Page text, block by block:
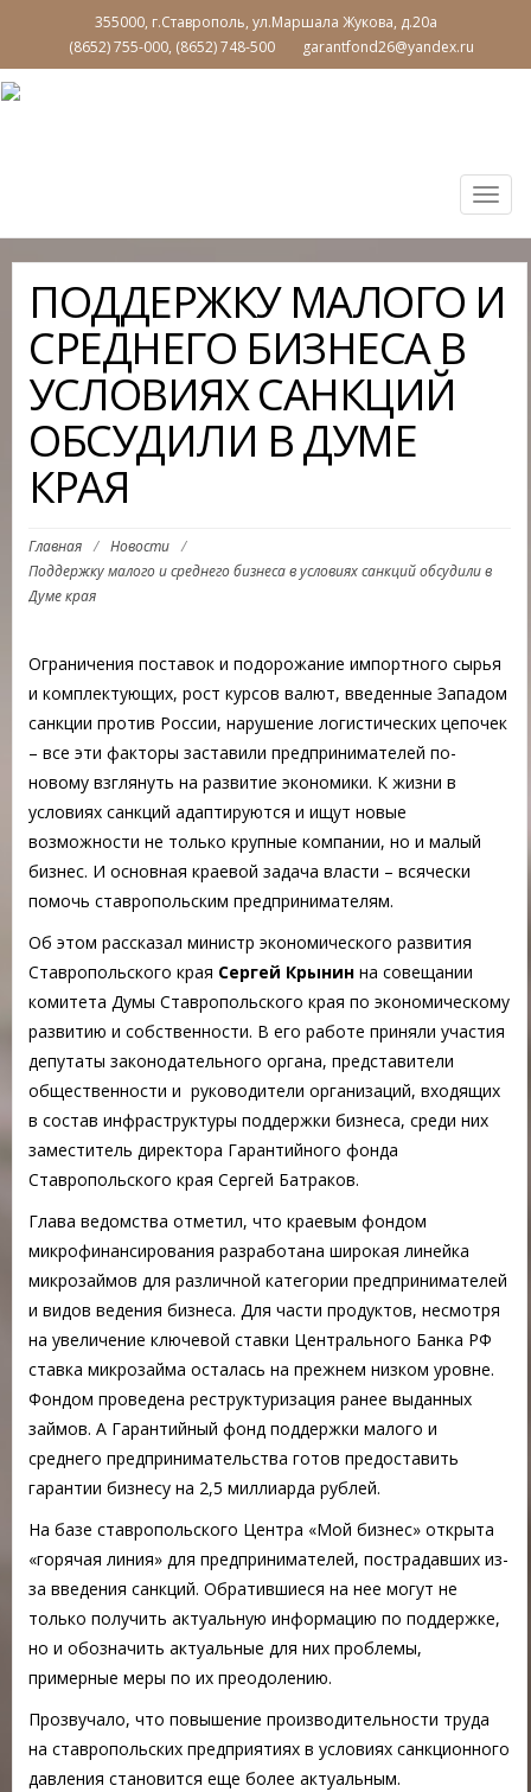
355000, г.Ставрополь, ул.Маршала Жукова, д.20а
(8652) 755-000, (8652) 748-500
garantfond26@yandex.ru
ПОДДЕРЖКУ МАЛОГО И
СРЕДНЕГО БИЗНЕСА В
УСЛОВИЯХ САНКЦИЙ
ОБСУДИЛИ В ДУМЕ
КРАЯ
Главная / Новости /
Поддержку малого и среднего бизнеса в условиях санкций обсудили в
Думе края
Ограничения поставок и подорожание импортного сырья
и комплектующих, рост курсов валют, введенные Западом
санкции против России, нарушение логистических цепочек
– все эти факторы заставили предпринимателей по-
новому взглянуть на развитие экономики. К жизни в
условиях санкций адаптируются и ищут новые
возможности не только крупные компании, но и малый
бизнес. И основная краевой задача власти – всячески
помочь ставропольским предпринимателям.
Об этом рассказал министр экономического развития
Ставропольского края Сергей Крынинна совещании
комитета Думы Ставропольского края по экономическому
развитию и собственности. В его работе приняли участия
депутаты законодательного органа, представители
общественности и руководители организаций, входящих
в состав инфраструктуры поддержки бизнеса, среди них
заместитель директора Гарантийного фонда
Ставропольского края Сергей Батраков.
Глава ведомства отметил, что краевым фондом
микрофинансирования разработана широкая линейка
микрозаймов для различной категории предпринимателей
и видов ведения бизнеса. Для части продуктов, несмотря
на увеличение ключевой ставки Центрального Банка РФ
ставка микрозайма осталась на прежнем низком уровне.
Фондом проведена реструктуризация ранее выданных
займов. А Гарантийный фонд поддержки малого и
среднего предпринимательства готов предоставить
гарантии бизнесу на 2,5 миллиарда рублей.
На базе ставропольского Центра «Мой бизнес» открыта
«горячая линия» для предпринимателей, пострадавших из-
за введения санкций. Обратившиеся на нее могут не
только получить актуальную информацию по поддержке,
но и обозначить актуальные для них проблемы,
примерные меры по их преодолению.
Прозвучало, что повышение производительности труда
на ставропольских предприятиях в условиях санкционного
давления становится еще более актуальным.